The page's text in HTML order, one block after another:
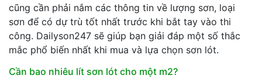
cũng cần phải nắm các thông tin về lượng sơn, loại
sơn để có dự trù tốt nhất trước khi bắt tay vào thi
công. Dailyson247 sẽ giúp bạn giải đáp một số thắc
mắc phổ biến nhất khi mua và lựa chọn sơn lót.
Cần bao nhiêu lít sơn lót cho một m2?